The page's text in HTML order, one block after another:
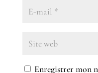
Enregistrer mon